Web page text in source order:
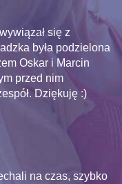
się z
była podzielona
Oskar i Marcin
przed nim
Dziękuję :)
na czas, szybko